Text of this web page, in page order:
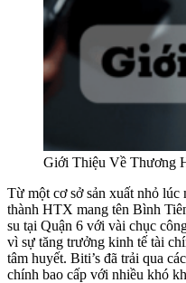
Giới Thiệu Về Thương
Từ một cơ sở sản xuất nhỏ
thành HTX mang tên Bình
su tại Quận 6 với vài chục
vì sự tăng trưởng kinh tế tài
tâm huyết. Biti’s đã trải qua
chính bao cấp với nhiều khó